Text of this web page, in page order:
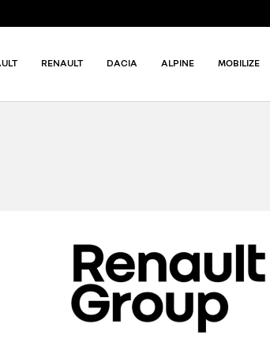
RENAULT DACIA ALPINE MOBILIZE